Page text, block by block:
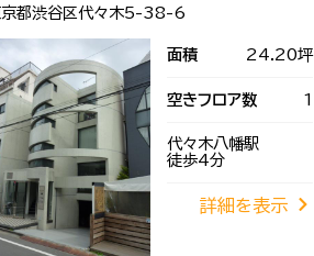
都渋谷区代々木5-38-6
面積 24.20坪
空きフロア数 1
代々木八幡駅
徒歩4分
詳細を表示